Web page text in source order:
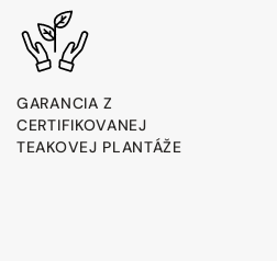
GARANCIA Z
CERTIFIKOVANEJ
TEAKOVEJ PLANTÁŽE